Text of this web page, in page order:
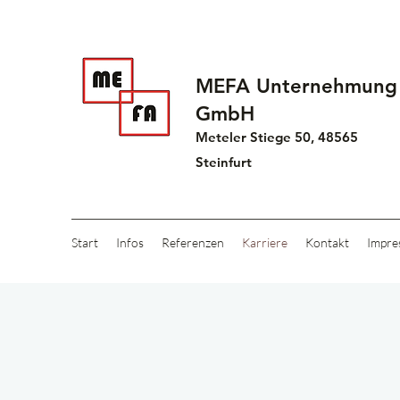
MEFA Unternehmung
GmbH
Meteler Stiege 50, 48565
Steinfurt
Start Infos Referenzen Karriere Kontakt